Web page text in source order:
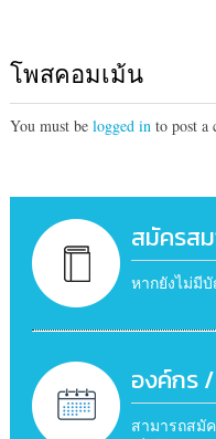
โพสคอมเม้น
You must be logged into post a
สมัครส
หากยังไม่มี
องค์กร
สามารถสมั